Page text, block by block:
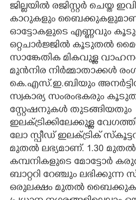
ജില്ലയിൽ രജിസ്റ്റർ ചെയ്ത
കാറുകളും ബൈക്കുകളുമാണ്.
ഓട്ടോകളുടെ എണ്ണവും
ഒറ്റചാർജ്ജിൽ കൂടുതൽ
സാങ്കേതിക മികവുള്ള
മുൻനിര നിർമ്മാതാക്കൾ
കെ.എസ്.ഇ.ബിയും
സ്വകാര്യ സംരംഭകരും
സ്റ്റേഷനുകൾ തുടങ്ങിയതും
ഇലക്ട്രിക്കിലേക്കുള്ള
ലോ സ്പീഡ് ഇലക്ട്രിക്
മുതൽ ലഭ്യമാണ്. 1.30 മുതൽ
കമ്പനികളുടെ മോട്ടോർ
ബാറ്ററി റേഞ്ചും
ഒരുലക്ഷം മുതൽ